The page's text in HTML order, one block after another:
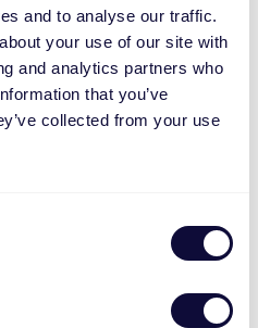
and to analyse our traffic.
your use of our site with
and analytics partners who
that you’ve
collected from your use